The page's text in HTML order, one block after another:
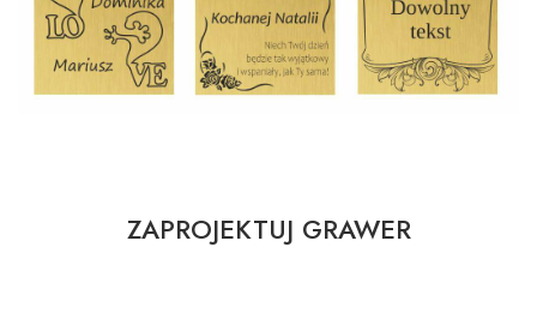
ZAPROJEKTUJ GRAWER